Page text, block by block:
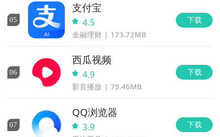
05
支付宝
4.5
金融理财 173.72MB
下载
06
西瓜视频
4.9
影音播放 75.46MB
下载
07
QQ浏览器
3.9 下载